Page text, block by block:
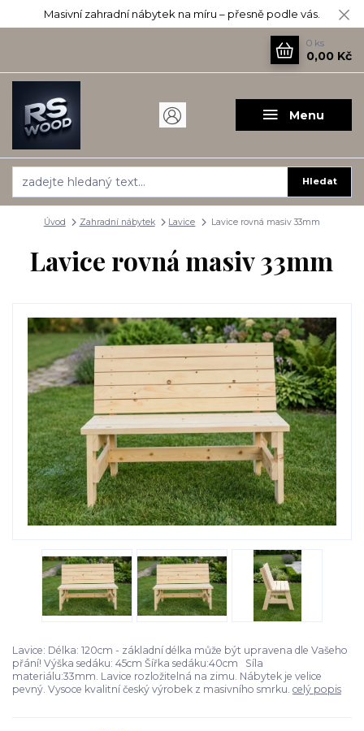
Masivní zahradní nábytek na míru – přesně podle vás.
Menu
Hledat
0 ks
0,00 Kč
Úvod Zahradní nábytek Lavice Lavice rovná masiv 33mm
Lavice rovná masiv 33mm
Lavice: Délka: 120cm - základní délka může být upravena dle Vašeho
přání! Výška sedáku: 45cm Šířka sedáku:40cm Síla
materiálu:33mm. Lavice rozložitelná na zimu. Nábytek je velice
pevný. Vysoce kvalitní český výrobek z masivního smrku. celý popis